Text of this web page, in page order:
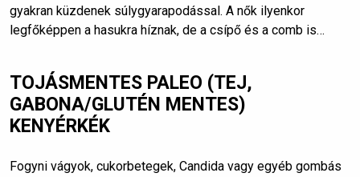
gyakran küzdenek súlygyarapodással. A nők ilyenkor
legfőképpen a hasukra híznak, de a csípő és a comb is…
TOJÁSMENTES PALEO (TEJ,
GABONA/GLUTÉN MENTES)
KENYÉRKÉK
Fogyni vágyok, cukorbetegek, Candida vagy egyéb gombás